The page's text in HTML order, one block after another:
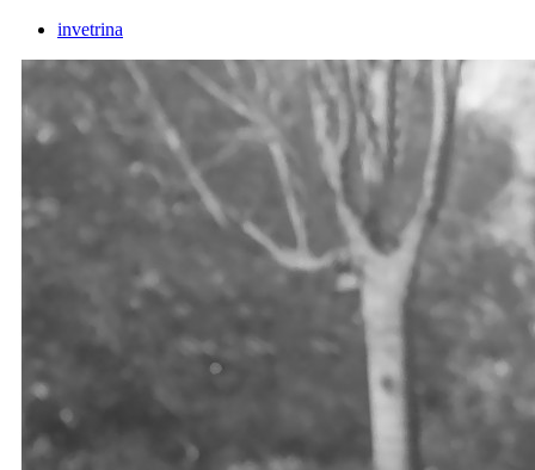
invetrina